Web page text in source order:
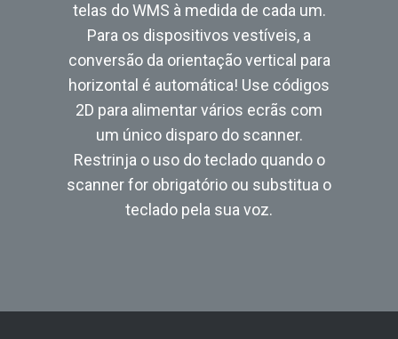
telas do WMS à medida de cada um.
Para os dispositivos vestíveis, a
conversão da orientação vertical para
horizontal é automática! Use códigos
2D para alimentar vários ecrãs com
um único disparo do scanner.
Restrinja o uso do teclado quando o
scanner for obrigatório ou substitua o
teclado pela sua voz.